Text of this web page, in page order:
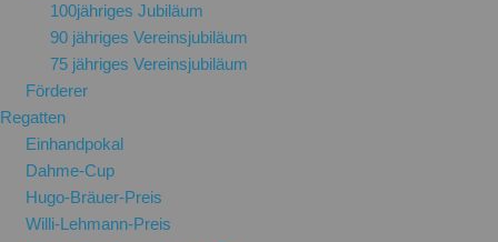
100jähriges Jubiläum
90 jähriges Vereinsjubiläum
75 jähriges Vereinsjubiläum
Förderer
Regatten
Einhandpokal
Dahme-Cup
Hugo-Bräuer-Preis
Willi-Lehmann-Preis